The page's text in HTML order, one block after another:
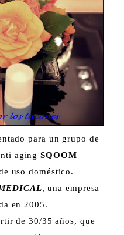
para un grupo de
aging SQOOM
uso doméstico.
, una empresa
en 2005.
de 30/35 años, que